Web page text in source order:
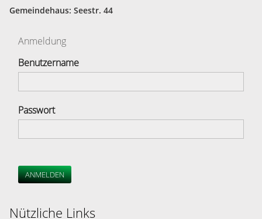
Gemeindehaus: Seestr. 44
Anmeldung
Benutzername
Passwort
ANMELDEN
Nützliche Links